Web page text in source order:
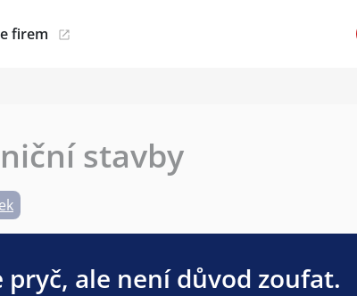
firem
stavby
pryč, ale není důvod zoufat.